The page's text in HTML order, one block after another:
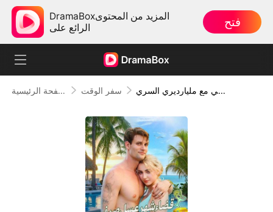
DramaBoxالمزيد من المحتوى
الرائع على
فتح
الصفحة الرئيسية سفر الوقت قضاء شهر عسل صيفي مع مليارديري السري